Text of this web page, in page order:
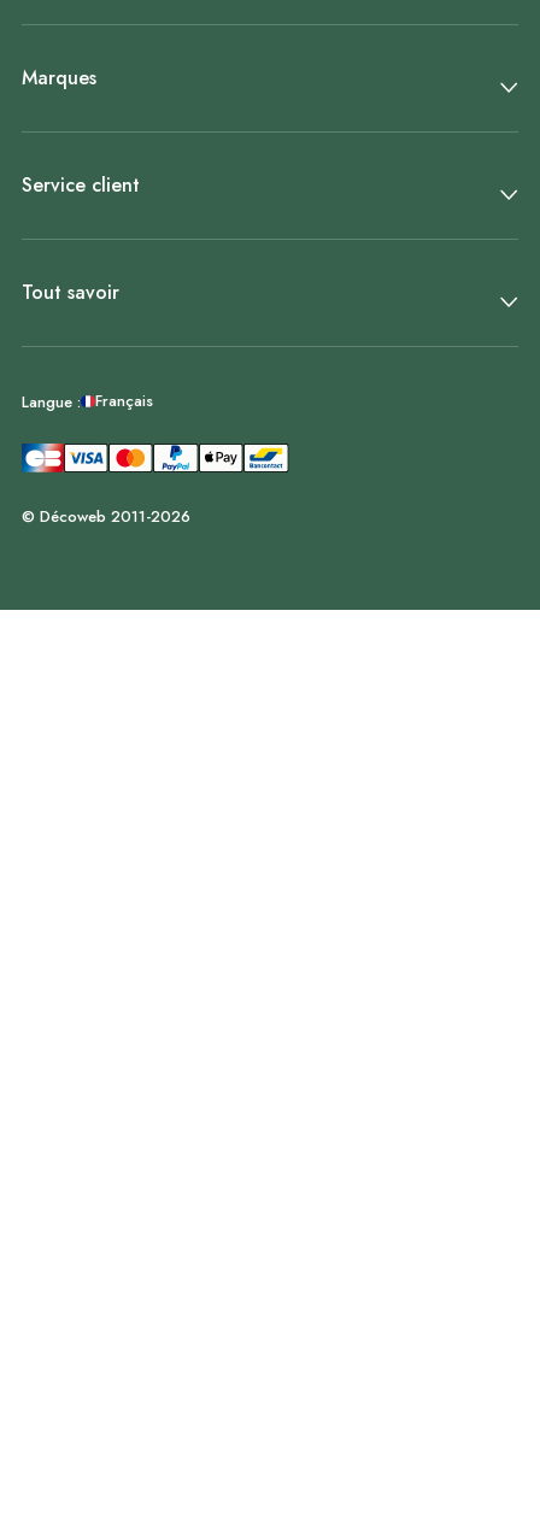
Marques
Service client
Tout savoir
Langue : Français
© Décoweb 2011-2026